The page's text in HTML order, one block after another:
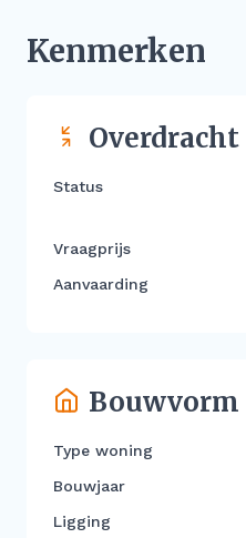
Kenmerken
Overdracht
Status
Vraagprijs
Aanvaarding
Bouwvorm
Type woning
Bouwjaar
Ligging